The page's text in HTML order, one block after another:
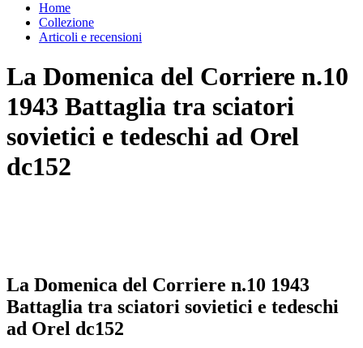
Home
Collezione
Articoli e recensioni
La Domenica del Corriere n.10
1943 Battaglia tra sciatori
sovietici e tedeschi ad Orel
dc152
La Domenica del Corriere n.10 1943
Battaglia tra sciatori sovietici e tedeschi
ad Orel dc152